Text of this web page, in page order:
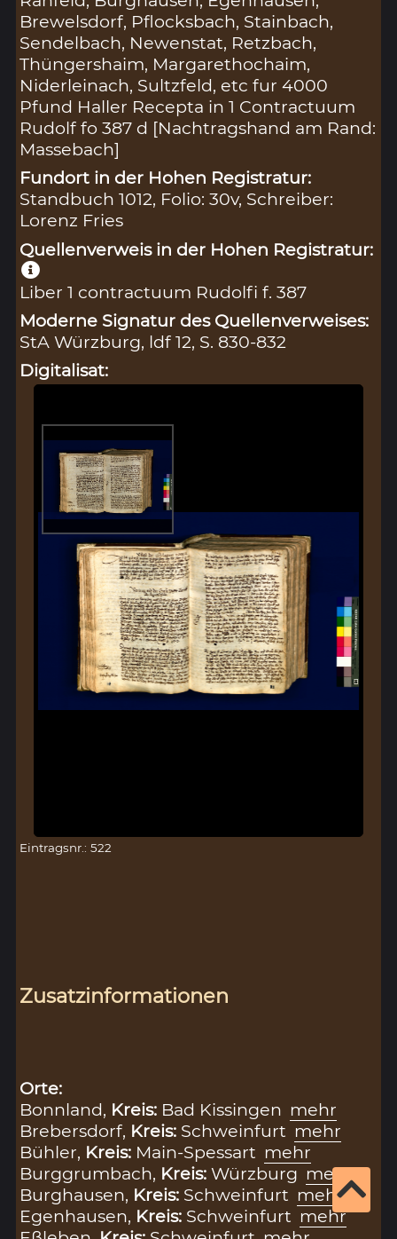
Brewelsdorf, Pflocksbach, Stainbach,
Sendelbach, Newenstat, Retzbach,
Thüngershaim, Margarethochaim,
Niderleinach, Sultzfeld, etc fur 4000
Pfund Haller Recepta in 1 Contractuum
Rudolf fo 387 d [Nachtragshand am Rand:
Massebach]
Fundort in der Hohen Registratur:
Standbuch 1012, Folio: 30v, Schreiber:
Lorenz Fries
Quellenverweis in der Hohen Registratur:
Liber 1 contractuum Rudolfi f. 387
Moderne Signatur des Quellenverweises:
StA Würzburg, ldf 12, S. 830-832
Digitalisat:
Eintragsnr.: 522
Zusatzinformationen
Orte:
Bonnland, Kreis: Bad Kissingen mehr
Brebersdorf, Kreis: Schweinfurt mehr
Bühler, Kreis: Main-Spessart mehr
Burggrumbach, Kreis:Würzburg mehr
Burghausen, Kreis: Schweinfurt mehr
Egenhausen, Kreis: Schweinfurt mehr